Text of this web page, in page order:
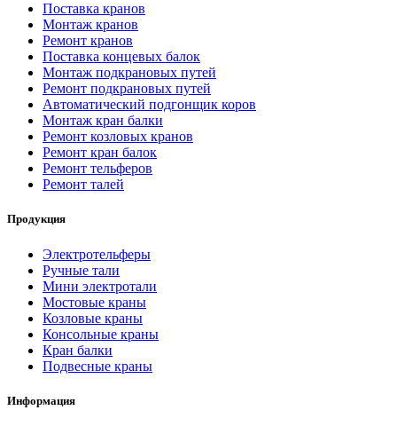
Поставка кранов
Монтаж кранов
Ремонт кранов
Поставка концевых балок
Монтаж подкрановых путей
Ремонт подкрановых путей
Автоматический подгонщик коров
Монтаж кран балки
Ремонт козловых кранов
Ремонт кран балок
Ремонт тельферов
Ремонт талей
Продукция
Электротельферы
Ручные тали
Мини электротали
Мостовые краны
Козловые краны
Консольные краны
Кран балки
Подвесные краны
Информация